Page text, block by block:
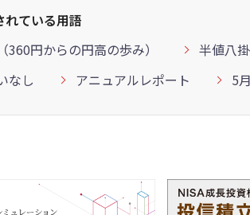
れている用語
360円からの円高の歩み）
半値八
なし
アニュアルレポート 5